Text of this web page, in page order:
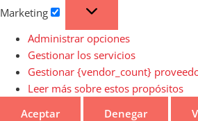
Marketing
Administrar opciones
Gestionar los servicios
Gestionar {vendor_count}
Leer más sobre estos propósitos
Aceptar
Denegar